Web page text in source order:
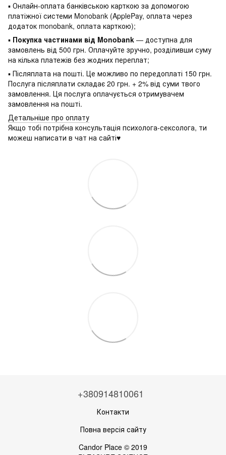
▪ Онлайн-оплата банківською карткою за допомогою
платіжної системи Monobank (ApplePay, оплата через
додаток monobank, оплата карткою);
▪ Покупка частинами від Monobank — доступна для
замовлень від 500 грн. Оплачуйте зручно, розділивши суму
на кілька платежів без жодних переплат;
▪ Післяплата на пошті. Це можливо по передоплаті 150 грн.
Послуга післяплати складає 20 грн. + 2% від суми твого
замовлення. Ця послуга оплачується отримувачем
замовлення на пошті.
Детальніше про оплату
Якщо тобі потрібна консультація психолога-сексолога, ти
можеш написати в чат на сайті♥
+380914810061
Контакти
Повна версія сайту
Candor Place © 2019